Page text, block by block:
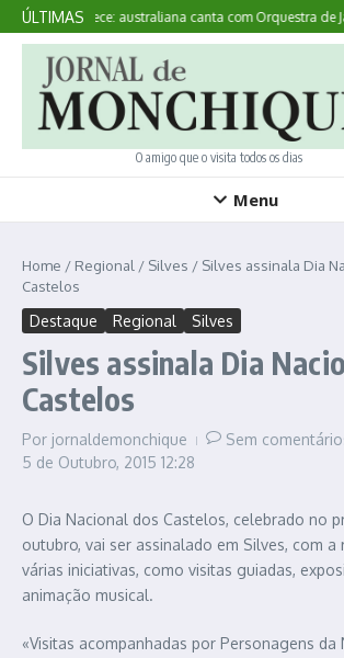
Ir para o conteúdo
ÚLTIMAS
Aqui Acontece: australiana canta com Orquestra de
O amigo que o visita todos os dias
Menu
Home / Regional / Silves / Silves assinala Dia
Castelos
Destaque Regional Silves
Silves assinala Dia
Castelos
Por jornaldemonchique
Sem
5 de Outubro, 2015 12:28
O Dia Nacional dos Castelos, celebrado no
outubro, vai ser assinalado em Silves, com a
várias iniciativas, como visitas guiadas,
animação musical.
«Visitas acompanhadas por Personagens da